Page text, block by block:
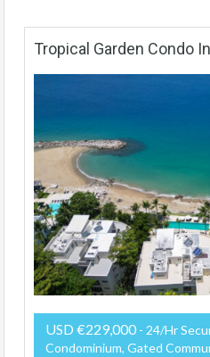
Tropical Garden Condo
USD €229,000 - 24/hr
Condominium, Gated